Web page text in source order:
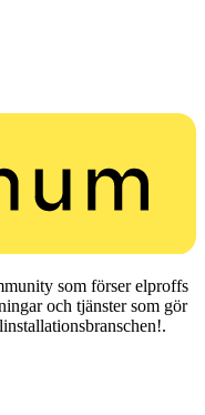
som förser elproffs
och tjänster som gör